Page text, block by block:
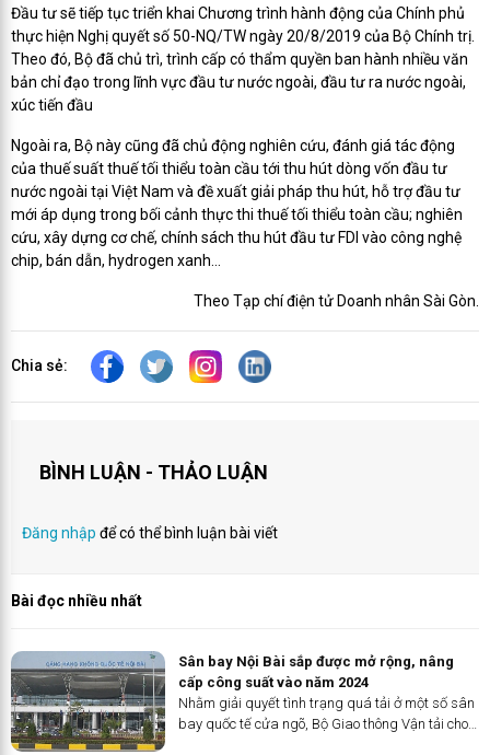
Đầu tư sẽ tiếp tục triển khai Chương trình hành động của Chính phủ
thực hiện Nghị quyết số 50-NQ/TW ngày 20/8/2019 của Bộ Chính trị.
Theo đó, Bộ đã chủ trì, trình cấp có thẩm quyền ban hành nhiều văn
bản chỉ đạo trong lĩnh vực đầu tư nước ngoài, đầu tư ra nước ngoài,
xúc tiến đầu
Ngoài ra, Bộ này cũng đã chủ động nghiên cứu, đánh giá tác động
của thuế suất thuế tối thiểu toàn cầu tới thu hút dòng vốn đầu tư
nước ngoài tại Việt Nam và đề xuất giải pháp thu hút, hỗ trợ đầu tư
mới áp dụng trong bối cảnh thực thi thuế tối thiểu toàn cầu; nghiên
cứu, xây dựng cơ chế, chính sách thu hút đầu tư FDI vào công nghệ
chip, bán dẫn, hydrogen xanh…
Theo Tạp chí điện tử Doanh nhân Sài Gòn.
Chia sẻ:
BÌNH LUẬN - THẢO LUẬN
Đăng nhập để có thể bình luận bài viết
Bài đọc nhiều nhất
Sân bay Nội Bài sắp được mở rộng, nâng
cấp công suất vào năm 2024
Nhằm giải quyết tình trạng quá tải ở một số sân
bay quốc tế cửa ngõ, Bộ Giao thông Vận tải cho